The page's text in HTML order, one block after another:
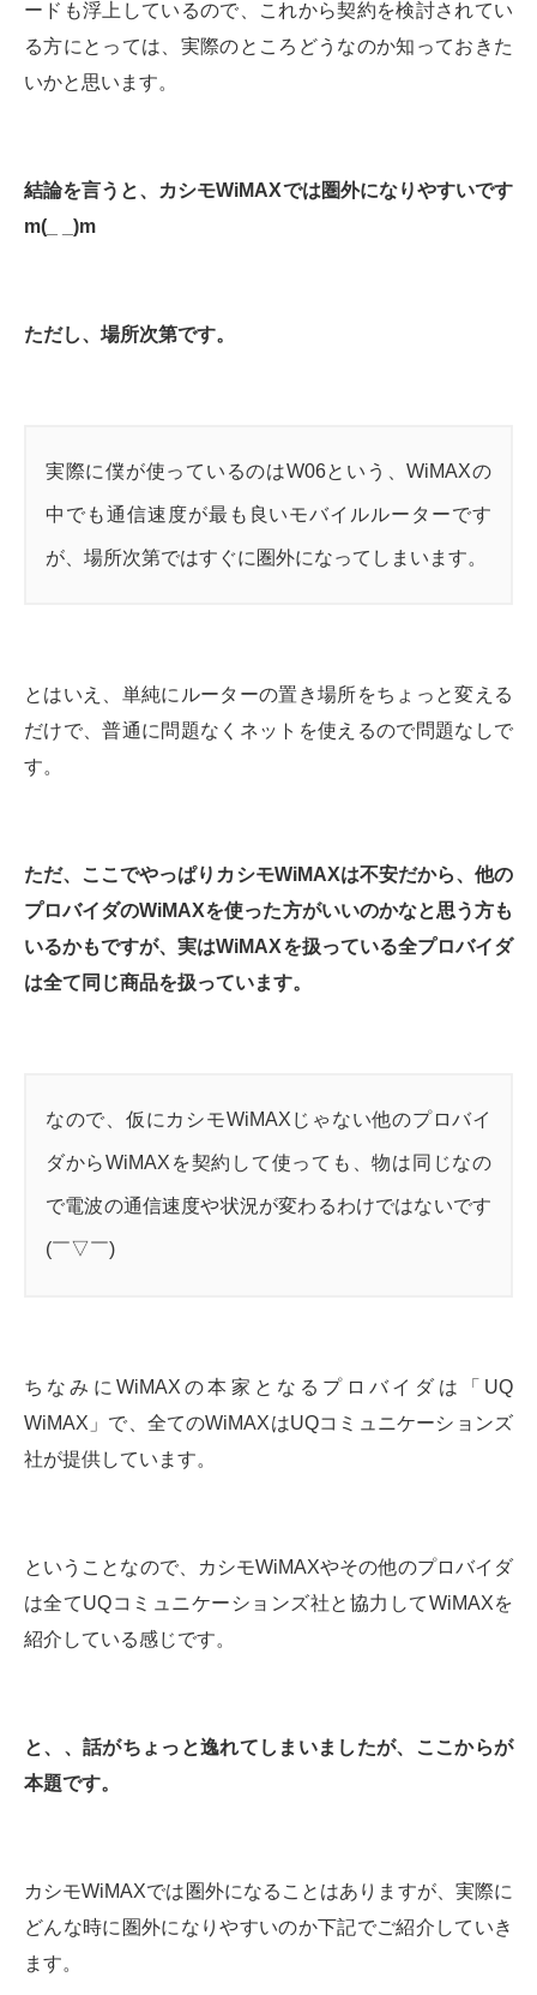
ードも浮上しているので、これから契約を検討されてい
る方にとっては、実際のところどうなのか知っておきた
いかと思います。
結論を言うと、カシモWiMAXでは圏外になりやすいです
m(_ _)m
ただし、場所次第です。
実際に僕が使っているのはW06という、WiMAXの
中でも通信速度が最も良いモバイルルーターです
が、場所次第ではすぐに圏外になってしまいます。
とはいえ、単純にルーターの置き場所をちょっと変える
だけで、普通に問題なくネットを使えるので問題なしで
す。
ただ、ここでやっぱりカシモWiMAXは不安だから、他の
プロバイダのWiMAXを使った方がいいのかなと思う方も
いるかもですが、実はWiMAXを扱っている全プロバイダ
は全て同じ商品を扱っています。
なので、仮にカシモWiMAXじゃない他のプロバイ
ダからWiMAXを契約して使っても、物は同じなの
で電波の通信速度や状況が変わるわけではないです
(￣▽￣)
ちなみにWiMAXの本家となるプロバイダは「UQ
WiMAX」で、全てのWiMAXはUQコミュニケーションズ
社が提供しています。
ということなので、カシモWiMAXやその他のプロバイダ
は全てUQコミュニケーションズ社と協力してWiMAXを
紹介している感じです。
と、、話がちょっと逸れてしまいましたが、ここからが
本題です。
カシモWiMAXでは圏外になることはありますが、実際に
どんな時に圏外になりやすいのか下記でご紹介していき
ます。